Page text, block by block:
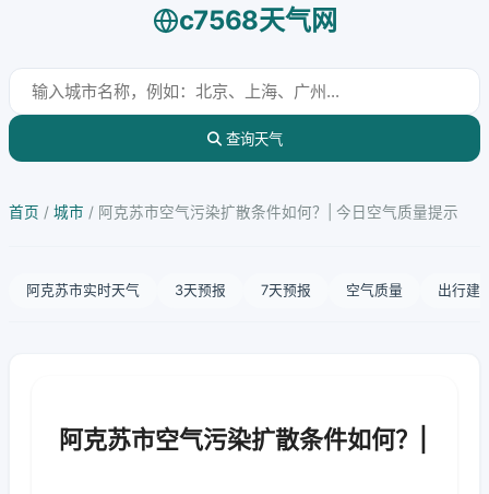
c7568天气网
查询天气
首页 / 城市 / 阿克苏市空气污染扩散条件如何？| 今日空气质量提示
阿克苏市实时天气 3天预报 7天预报 空气质量 出行建
阿克苏市空气污染扩散条件如何？|